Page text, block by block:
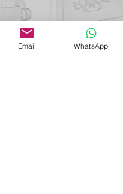
Email WhatsApp